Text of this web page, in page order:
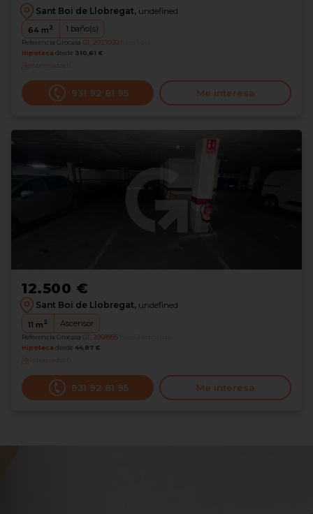
Sant Boi de Llobregat, undefined
64 m2 1 baño(s)
Referencia Grocasa G1_2027030
Hipoteca desde 310,61 €
Interesados0
931 92 81 95 Me interesa
12.500 €
Sant Boi de Llobregat, undefined
11 m2 Ascensor
Referencia Grocasa G1_2068895
Hipoteca desde 44,87 €
Interesados0
931 92 81 95 Me interesa